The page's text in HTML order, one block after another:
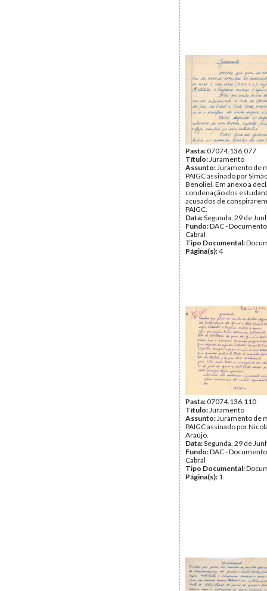
Pasta:07074.136.077
Título:Juramento
Assunto:Juramento de
PAIGC assinado por
Benoliel. Em anexo a
condenação dos
acusados de
PAIGC.
Data:Segunda, 29 de
Fundo:DAC -
Cabral
Tipo Documental:
Página(s):4
Pasta:07074.136.110
Título:Juramento
Assunto:Juramento de
PAIGC assinado por
Araújo.
Data:Segunda, 29 de
Fundo:DAC -
Cabral
Tipo Documental:
Página(s): 1